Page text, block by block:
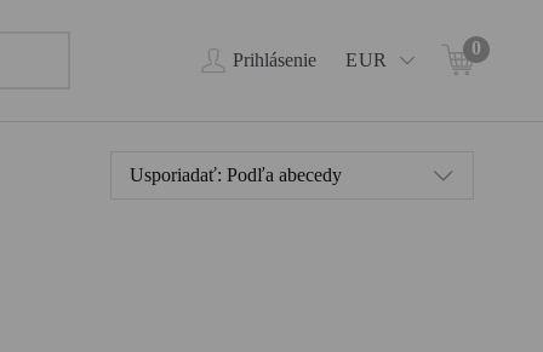
Prihlásenie EUR
0
Usporiadať: Podľa abecedy